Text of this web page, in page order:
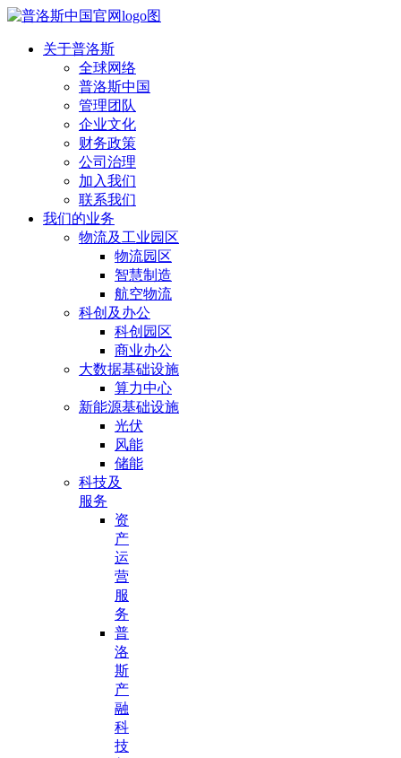
关于普洛斯
全球网络
普洛斯中国
管理团队
企业文化
财务政策
公司治理
加入我们
联系我们
我们的业务
物流及工业园区
物流园区
智慧制造
航空物流
科创及办公
科创园区
商业办公
大数据基础设施
算力中心
新能源基础设施
光伏
风能
储能
科技及
服务
资
产
运
营
服
务
普
洛
斯
产
融
科
技